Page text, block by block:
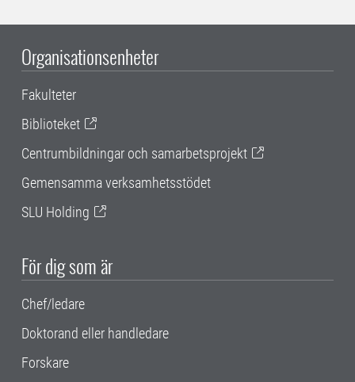
Organisationsenheter
Fakulteter
Biblioteket
Centrumbildningar och samarbetsprojekt
Gemensamma verksamhetsstödet
SLU Holding
För dig som är
Chef/ledare
Doktorand eller handledare
Forskare